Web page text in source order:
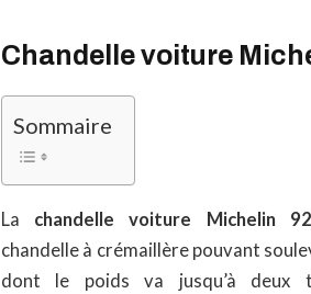
Chandelle voiture
Sommaire
La chandelle voiture Michelin
chandelle à crémaillère pouvant
dont le poids va jusqu’à deux